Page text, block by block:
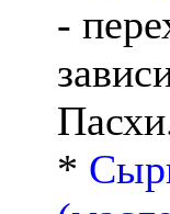
-
*